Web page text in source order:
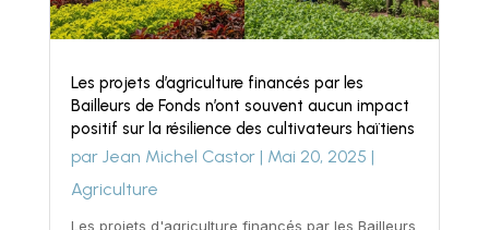
Les projets d’agriculture financés par les
Bailleurs de Fonds n’ont souvent aucun impact
positif sur la résilience des cultivateurs haïtiens
par Jean Michel Castor| Mai 20, 2025 |
Agriculture
Les projets d'agriculture financés par les Bailleurs